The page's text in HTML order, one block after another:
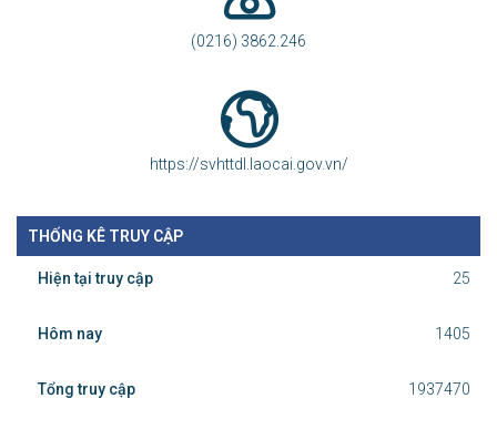
(0216) 3862.246
https://svhttdl.laocai.gov.vn/
THỐNG KÊ TRUY CẬP
Hiện tại truy cập 25
Hôm nay 1405
Tổng truy cập 1937470